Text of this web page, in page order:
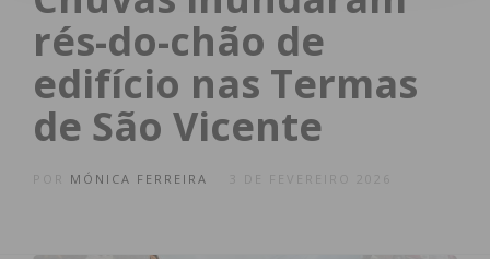
rés-do-chão de
edifício nas Termas
de São Vicente
MÓNICA FERREIRA